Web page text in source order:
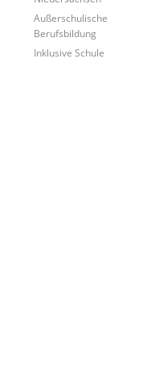
Außerschulische
Berufsbildung
Inklusive Schule